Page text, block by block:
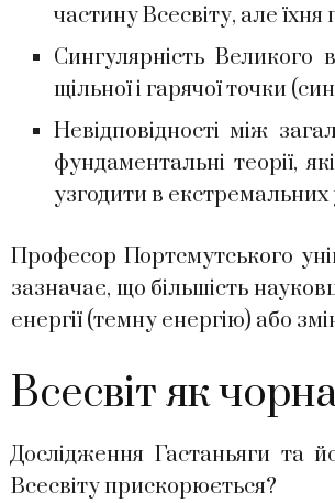
частину Всесвіту, але
Сингулярність Великого
щільної і гарячої точки
Невідповідності між
фундаментальні теорії,
узгодити в екстремальних
Професор Портсмутського
зазначає, що більшість
енергії (темну енергію) або
Всесвіт як
Дослідження Гастаньяги та
Всесвіту прискорюється?